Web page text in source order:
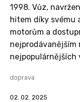
1998. Vůz,
hitem díky svému
motorům a
nejprodávanějším
nejpopulárnějších
doprava
02. 02. 2025